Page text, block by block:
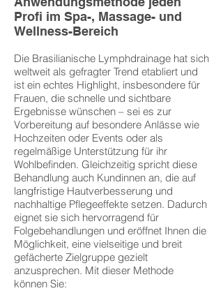
Profi im Spa-, Massage- und
Wellness-Bereich
Die Brasilianische Lymphdrainage hat sich
weltweit als gefragter Trend etabliert und
ist ein echtes Highlight, insbesondere für
Frauen, die schnelle und sichtbare
Ergebnisse wünschen – sei es zur
Vorbereitung auf besondere Anlässe wie
Hochzeiten oder Events oder als
regelmäßige Unterstützung für ihr
Wohlbefinden. Gleichzeitig spricht diese
Behandlung auch Kundinnen an, die auf
langfristige Hautverbesserung und
nachhaltige Pflegeeffekte setzen. Dadurch
eignet sie sich hervorragend für
Folgebehandlungen und eröffnet Ihnen die
Möglichkeit, eine vielseitige und breit
gefächerte Zielgruppe gezielt
anzusprechen. Mit dieser Methode
können Sie: